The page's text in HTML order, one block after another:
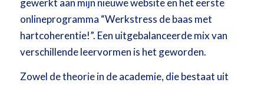
onlineprogramma “Werkstress de baas met
hartcoherentie!”. Een uitgebalanceerde mix van
verschillende leervormen is het geworden.
Zowel de theorie in de academie, die bestaat uit